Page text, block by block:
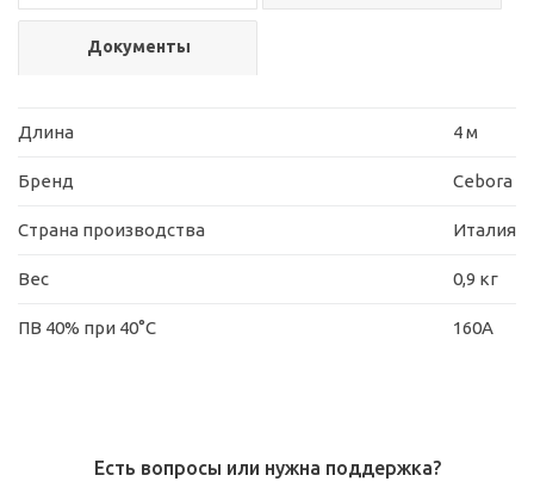
Документы
Длина 4 м
Бренд Cebora
Страна производства Италия
Вес 0,9 кг
ПВ 40% при 40°C 160А
Есть вопросы или нужна поддержка?